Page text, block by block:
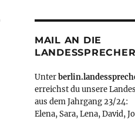
MAIL AN DIE
Unter
erreichst du unsere
aus dem Jahrgang 23/24:
Elena, Sara, Lena, David,